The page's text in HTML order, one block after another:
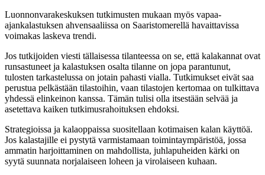
Luonnonvarakeskuksen tutkimusten mukaan myös vapaa-
ajankalastuksen ahvensaaliissa on Saaristomerellä havaittavissa
voimakas laskeva trendi.
Jos tutkijoiden viesti tällaisessa tilanteessa on se, että kalakannat ovat
runsastuneet ja kalastuksen osalta tilanne on jopa parantunut,
tulosten tarkastelussa on jotain pahasti vialla. Tutkimukset eivät saa
perustua pelkästään tilastoihin, vaan tilastojen kertomaa on tulkittava
yhdessä elinkeinon kanssa. Tämän tulisi olla itsestään selvää ja
asetettava kaiken tutkimus­rahoituksen ehdoksi.
Strategioissa ja kalaoppaissa suositellaan kotimaisen kalan käyttöä.
Jos kalastajille ei pystytä varmistamaan toimintaympäristöä, jossa
ammatin harjoittaminen on mahdollista, juhlapuheiden kärki on
syytä suunnata norjalaiseen loheen ja virolaiseen kuhaan.